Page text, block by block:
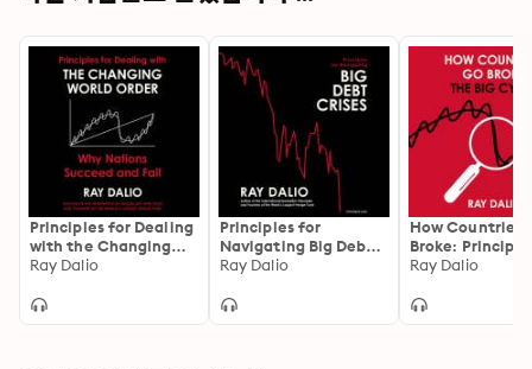
major empires—including the Dutch, the British, and
the American—putting into perspective the “Big Cycle”
that has driven the successes and failures of all the
world’s major countries throughout history. He reveals
the timeless and universal forces behind these shifts
and uses them to look into the future, offering
practical principles for positioning oneself for what’s
ahead.
Principles for Dealing
with the Changing
World Order: Why
Fail
Ray Dalio
Principles for
Navigating Big Debt
Crises
Ray Dalio
How Countries
Broke:
Navigating the
We Are
Ray Dalio